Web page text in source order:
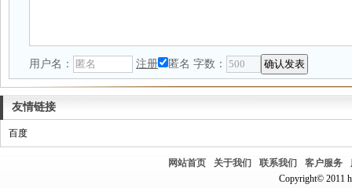
用户名： 注册 匿名 字数：
友情链接
百度
网站首页 关于我们 联系我们 客户服务
Copyright© 2011